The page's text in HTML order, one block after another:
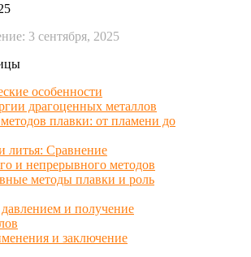
3 сентября, 2025
особенности
драгоценных металлов
плавки: от пламени до
литья: Сравнение
и непрерывного методов
методы плавки и роль
и получение
и заключение